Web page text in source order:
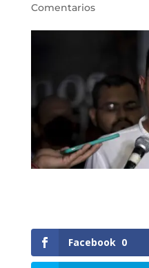
Comentarios
Facebook 0